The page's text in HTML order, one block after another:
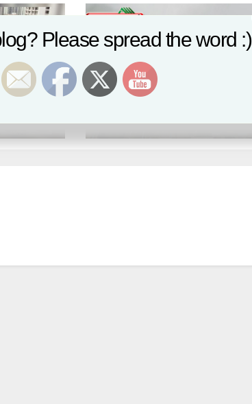
水
元朗區
泉薈
NOV 11, 2014
Please spread the word :)